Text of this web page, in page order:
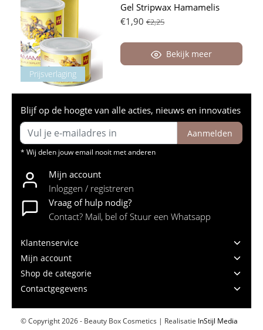
Prijsverlaging
Gel Stripwax Hamamelis
€1,90 €2,25
Bekijk meer
Blijf op de hoogte van alle acties, nieuws en innovaties
Aanmelden
* Wij delen jouw email nooit met anderen
Mijn account
Inloggen / registreren
Vraag of hulp nodig?
Contact? Mail, bel of Stuur een Whatsapp
Klantenservice
Mijn account
Shop de categorie
Contactgegevens
© Copyright 2026 - Beauty Box Cosmetics | Realisatie InStijl Media